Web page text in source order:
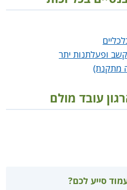
ופעלתנות יתר
מתקנת)
עובד מולם
סייע לכם?